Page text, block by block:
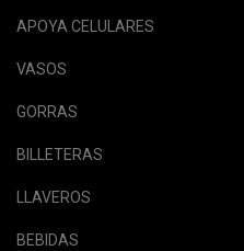
APOYA CELULARES
VASOS
GORRAS
BILLETERAS
LLAVEROS
BEBIDAS